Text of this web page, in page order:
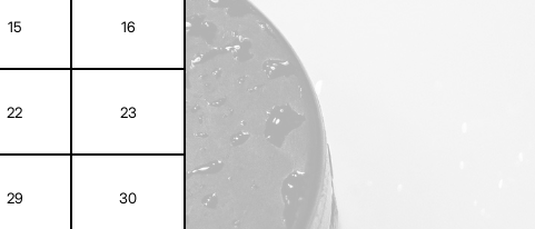
15 16
22 23
29 30